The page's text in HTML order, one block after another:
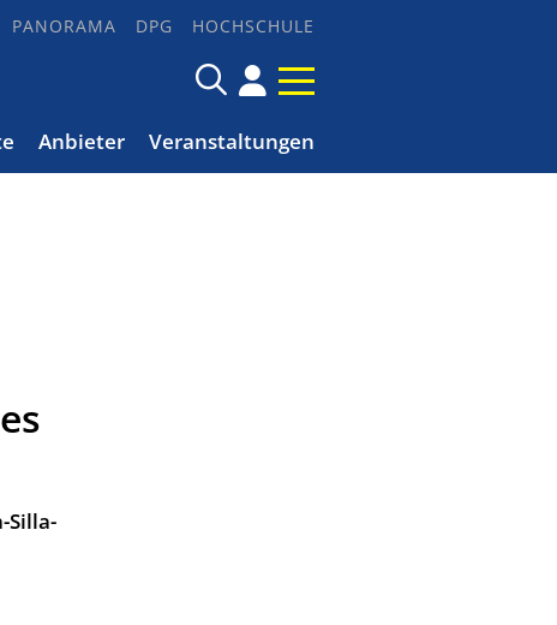
PANORAMA DPG HOCHSCHULE
Anbieter Veranstaltungen
Silla-